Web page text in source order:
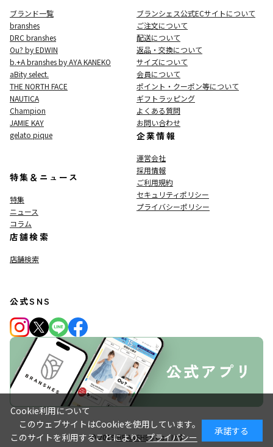
ブランド一覧
branshes
DRC branshes
Ou? by EDWIN
b.+A branshes by AYA KANEKO
aBity select.
THE NORTH FACE
NAUTICA
Champion
JAMIE KAY
gelato pique
特集＆ニュース
特集
ニュース
コラム
店舗検索
店舗検索
ブランシェス公式ECサイトについて
ご注文について
配送について
返品・交換について
サイズについて
会員について
ポイント・クーポン等について
ギフトラッピング
よくある質問
お問い合わせ
企業情報
運営会社
採用情報
ご利用規約
セキュリティポリシー
プライバシーポリシー
公式SNS
© 2019BRANSHESCo., Ltd.
Cookie利用について
このウェブサイトはCookieを使用しています。
このサイトを利用することにより、プライバシー
承諾する